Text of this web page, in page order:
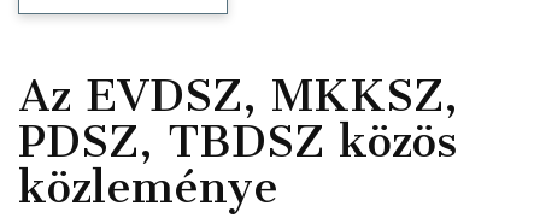
Az EVDSZ, MKKSZ,
PDSZ, TBDSZ közös
közleménye